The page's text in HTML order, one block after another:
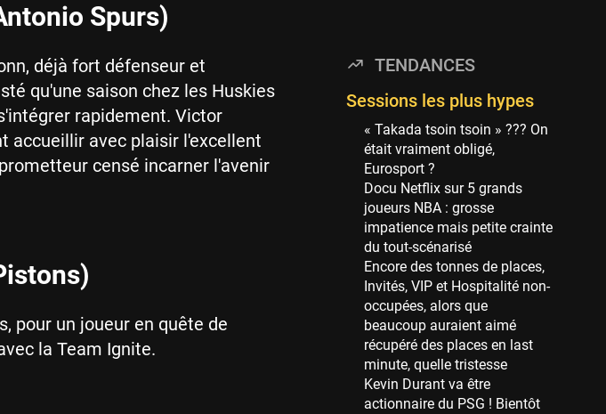
Spurs)
déjà fort défenseur et
qu'une saison chez les Huskies
rapidement. Victor
accueillir avec plaisir l'excellent
censé incarner l'avenir
pour un joueur en quête de
la Team Ignite.
Philadelphia Sixers
89 sessions
Milwaukee Bucks
82 sessions
Hoop Culture
73 sessions
Oklahoma City Thunder
69 sessions
Phoenix Suns
69 sessions
Miami Heat
63 sessions
Los Angeles Clippers
61 sessions
TENDANCES
Sessions les plus hypes
« Takada tsoin tsoin » ??? On
était vraiment obligé,
Eurosport ?
Docu Netflix sur 5 grands
joueurs NBA : grosse
impatience mais petite crainte
du tout-scénarisé
Encore des tonnes de places,
Invités, VIP et Hospitalité non-
occupées, alors que
beaucoup auraient aimé
récupéré des places en last
minute, quelle tristesse
Kevin Durant va être
actionnaire du PSG ! Bientôt